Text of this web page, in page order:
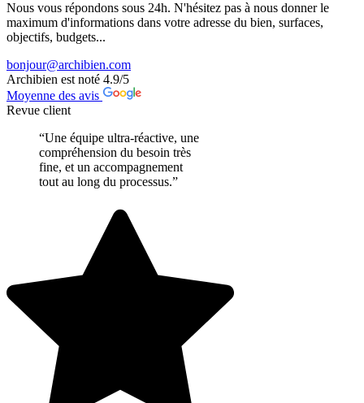
Nous vous répondons sous 24h. N'hésitez pas à nous donner le
maximum d'informations dans votre adresse du bien, surfaces,
objectifs, budgets...
bonjour@archibien.com
Archibien est noté 4.9/5
Moyenne des avis
Revue client
“Une équipe ultra-réactive, une
compréhension du besoin très
fine, et un accompagnement
tout au long du processus.”